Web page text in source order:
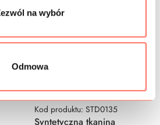
na wybór
Odmowa
Kod produktu: STD0135
Syntetyczna tkanina